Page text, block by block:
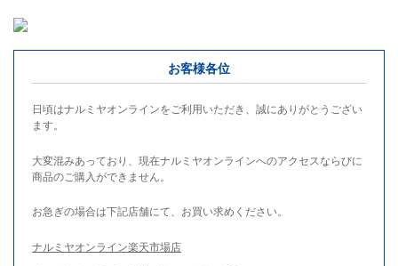
お客様各位
日頃はナルミヤオンラインをご利用いただき、誠にありがとうござい
ます。
大変混みあっており、現在ナルミヤオンラインへのアクセスならびに
商品のご購入ができません。
お急ぎの場合は下記店舗にて、お買い求めください。
ナルミヤオンライン楽天市場店